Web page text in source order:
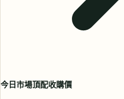
今日市場頂配收購價